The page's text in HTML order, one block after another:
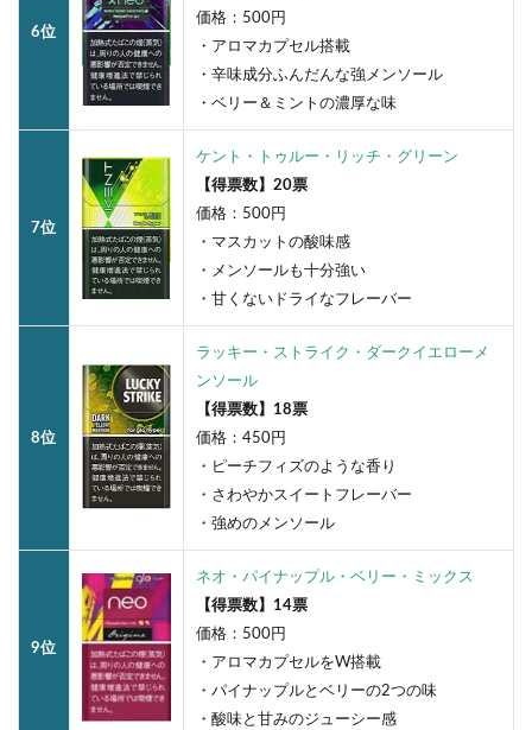
6位
価格：500円
・アロマカプセル搭載
・辛味成分ふんだんな強メンソール
・ベリー＆ミントの濃厚な味
7位
ケント・トゥルー・リッチ・グリーン
【得票数】20票
価格：500円
・マスカットの酸味感
・メンソールも十分強い
・甘くないドライなフレーバー
8位
ラッキー・ストライク・ダークイエローメ
ンソール
【得票数】18票
価格：450円
・ピーチフィズのような香り
・さわやかスイートフレーバー
・強めのメンソール
9位
ネオ・パイナップル・ベリー・ミックス
【得票数】14票
価格：500円
・アロマカプセルをW搭載
・パイナップルとベリーの2つの味
・酸味と甘みのジューシー感